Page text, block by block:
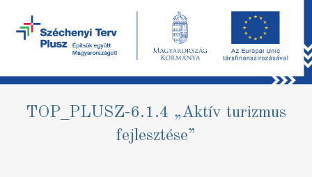
TOP_PLUSZ-6.1.4 „Aktív turizmus
fejlesztése”